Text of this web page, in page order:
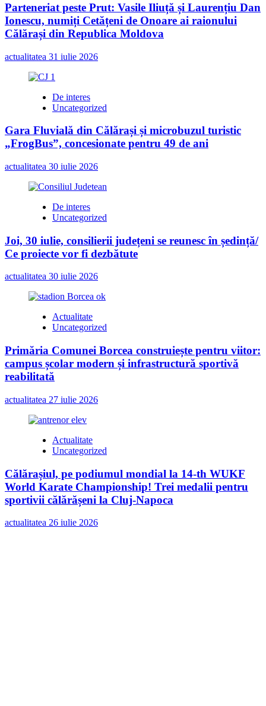
Parteneriat peste Prut: Vasile Iliuță și Laurențiu Dan
Ionescu, numiți Cetățeni de Onoare ai raionului
Călărași din Republica Moldova
actualitatea 31 iulie 2026
De interes
Uncategorized
Gara Fluvială din Călărași și microbuzul turistic
„FrogBus”, concesionate pentru 49 de ani
actualitatea 30 iulie 2026
De interes
Uncategorized
Joi, 30 iulie, consilierii județeni se reunesc în ședință/
Ce proiecte vor fi dezbătute
actualitatea 30 iulie 2026
Actualitate
Uncategorized
Primăria Comunei Borcea construiește pentru viitor:
campus școlar modern și infrastructură sportivă
reabilitată
actualitatea 27 iulie 2026
Actualitate
Uncategorized
Călărașiul, pe podiumul mondial la 14-th WUKF
World Karate Championship! Trei medalii pentru
sportivii călărășeni la Cluj-Napoca
actualitatea 26 iulie 2026